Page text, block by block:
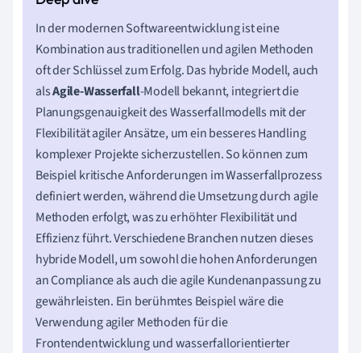
In der modernen Softwareentwicklung ist eine
Kombination aus traditionellen und agilen Methoden
oft der Schlüssel zum Erfolg. Das hybride Modell, auch
alsAgile-Wasserfall-Modell bekannt, integriert die
Planungsgenauigkeit des Wasserfallmodells mit der
Flexibilität agiler Ansätze, um ein besseres Handling
komplexer Projekte sicherzustellen. So können zum
Beispiel kritische Anforderungen im Wasserfallprozess
definiert werden, während die Umsetzung durch agile
Methoden erfolgt, was zu erhöhter Flexibilität und
Effizienz führt. Verschiedene Branchen nutzen dieses
hybride Modell, um sowohl die hohen Anforderungen
an Compliance als auch die agile Kundenanpassung zu
gewährleisten. Ein berühmtes Beispiel wäre die
Verwendung agiler Methoden für die
Frontendentwicklung und wasserfallorientierter